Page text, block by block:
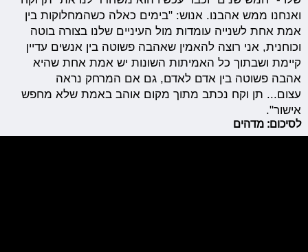
ואנחנו ממש אהבנו. אנוש: "בימים כאלה כשהמחלוקות בין
אמת אחת לשנייה עומדות מול העיניים שלנו בצורה בוטה
וכוחנית, אני רוצה להאמין שאהבה פשוטה בין אנשים עדיין
קיימת ושבתוך כל האמיתות השונות יש אמת אחת שהיא
אהבה פשוטה בין אדם לאדם, גם אם המרחק נראה
עצום... תן וקח נכתב מתוך מקום אוהב באמת שלא מחפש
אישור".
לסיכום: מדהים